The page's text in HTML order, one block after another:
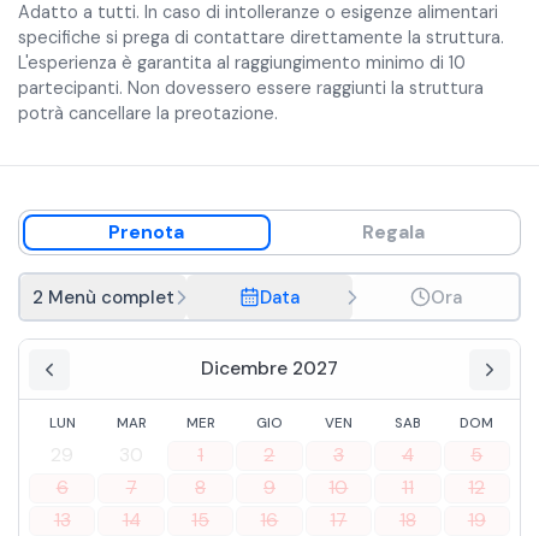
Adatto a tutti. In caso di intolleranze o esigenze alimentari
specifiche si prega di contattare direttamente la struttura.
L'esperienza è garantita al raggiungimento minimo di 10
partecipanti. Non dovessero essere raggiunti la struttura
potrà cancellare la preotazione.
Prenota Regala
2 Menù completo Data Ora
Dicembre 2027
LUN MAR MER GIO VEN SAB DOM
29 30 1 2 3 4
5
6
7 8 9 10 11
12
13
14 15 16 17 18
19